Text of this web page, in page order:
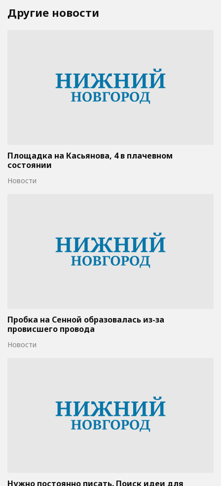
Другие новости
Площадка на Касьянова, 4 в плачевном
состоянии
Новости
Пробка на Сенной образовалась из-за
провисшего провода
Новости
Нужно постоянно писать. Поиск идеи для